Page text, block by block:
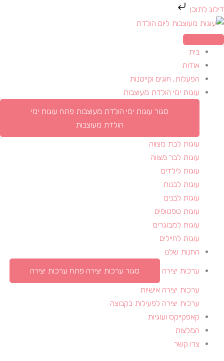
דילוג לתוכן
דילוג
לתוכן
בית
אודות
הפעלות, חוגים וקייטנות
עוגות ימי הולדת מעוצבות
סגור עוגות ימי הולדת מעוצבות פתח עוגות ימי
הולדת מעוצבות
עוגות לבת מצווה
עוגות לבר מצווה
עוגות לילדים
עוגות לבנות
עוגות לבנים
עוגות טפטופים
עוגות למבוגרים
עוגות לחיילים
החנות שלנו
ערכות יצירה
סגור ערכות יצירה פתח ערכות יצירה
ערכות יצירה אישיות
ערכות יצירה לפעילות בקבוצה
קאפקייקס ועוגיות
המלצות
צרו קשר